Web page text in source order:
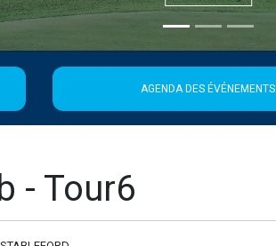
AGENDA DES ÉVÉNEMENTS
- Tour6